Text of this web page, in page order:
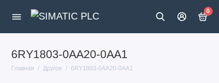
0
6RY1803-0AA20-0AA1
Главная Другое 6RY1803-0AA20-0AA1